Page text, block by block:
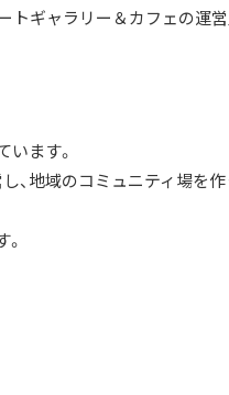
トギャラリー＆カフェの運営
います。
、地域のコミュニティ場を